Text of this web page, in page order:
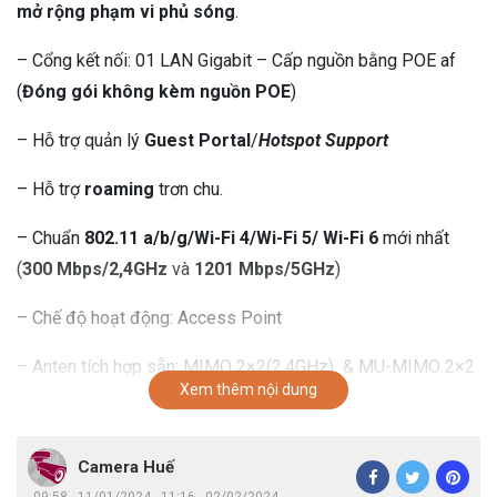
mở rộng phạm vi phủ sóng.
– Cổng kết nối: 01 LAN Gigabit – Cấp nguồn bằng POE af
(Đóng gói không kèm nguồn POE)
– Hỗ trợ quản lý Guest Portal/Hotspot Support
– Hỗ trợ roaming trơn chu.
– Chuẩn 802.11 a/b/g/Wi-Fi 4/Wi-Fi 5/ Wi-Fi 6 mới nhất
(300 Mbps/2,4GHz và 1201 Mbps/5GHz)
– Chế độ hoạt động: Access Point
– Anten tích hợp sẵn: MIMO 2×2(2,4GHz) & MU-MIMO 2×2
– Cấu hình tập trung bằng phần mềm
trênmáy tính,Cloud Controller Cloud Key Gen 2
Xem thêm nội dung
Camera Huế